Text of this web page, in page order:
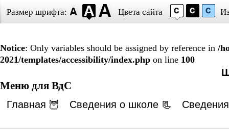
Размер шрифта: Цвета сайта
Notice: Only variables should be assigned by reference in /
2021/templates/accessibility/index.php on line 100
Меню для ВдС
Главная 🦉 Сведения о школе 📃